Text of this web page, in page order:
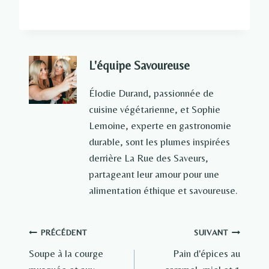
L'équipe Savoureuse
Élodie Durand, passionnée de
cuisine végétarienne, et Sophie
Lemoine, experte en gastronomie
durable, sont les plumes inspirées
derrière La Rue des Saveurs,
partageant leur amour pour une
alimentation éthique et savoureuse.
Navigation
de
PRÉCÉDENT
Soupe à la courge
SUIVANT
Pain d'épices au